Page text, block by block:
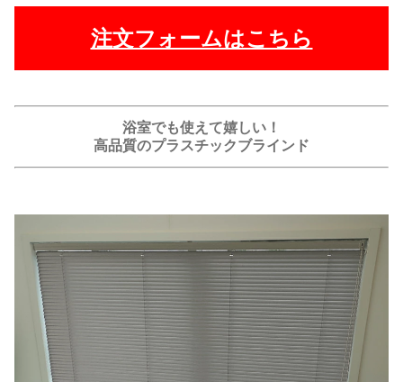
注文フォームはこちら
浴室でも使えて嬉しい！
高品質のプラスチックブラインド